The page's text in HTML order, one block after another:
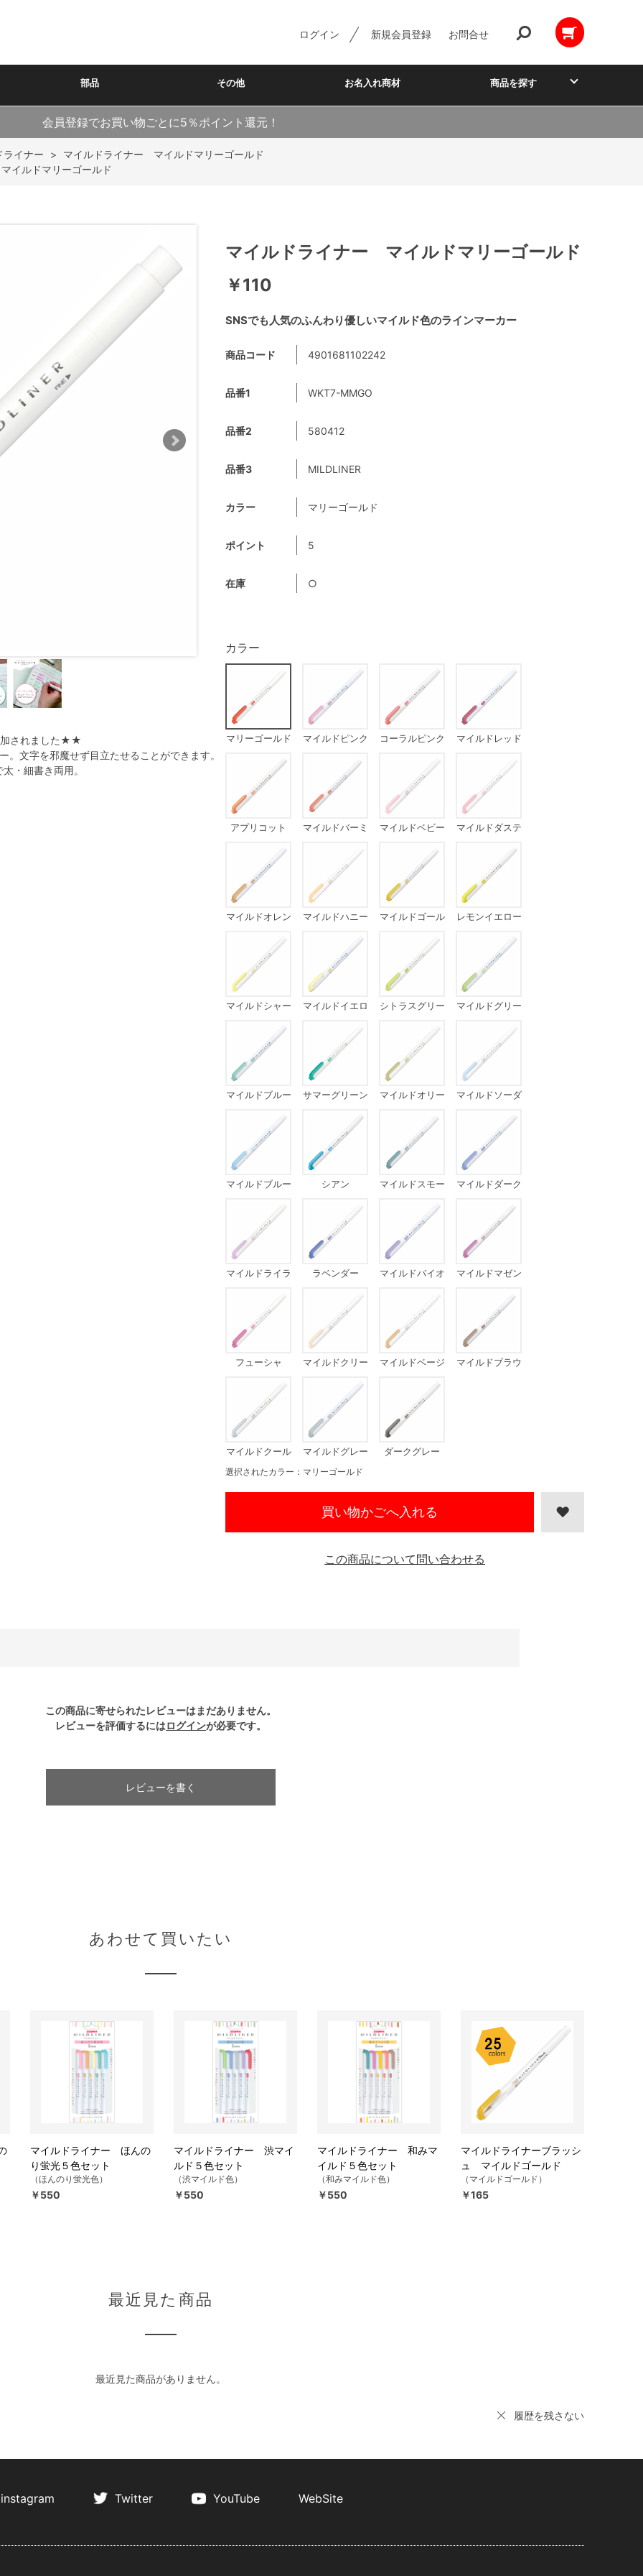
ログイン 新規会員登録 お問合せ
部品 その他 お名入れ商材 商品を探す
会員登録でお買い物ごとに5％ポイント還元！
ライナー >
マイルドライナー マイルドマリーゴールド
イルドマリーゴールド
加されました★★
文字を邪魔せず目立たせることができます。
・細書き両用。
SNSでも人気のふんわり優しいマイルド色のラインマーカー
マイルドライナー マイルドマリーゴールド
￥110
商品コード 4901681102242
品番1 WKT7-MMGO
品番2 580412
品番3 MILDLINER
カラー マリーゴールド
ポイント 5
在庫 ○
カラー
マリーゴールド マイルドピンク コーラルピンク マイルドレッド
アプリコット
マイルドバーミ
マイルドベビー
マイルドダステ
マイルドオレン
マイルドハニー
マイルドゴール
レモンイエロー
マイルドシャー
マイルドイエロ
シトラスグリー
マイルドグリー
マイルドブルー
サマーグリーン
マイルドオリー
マイルドソーダ
マイルドブルー シアン
マイルドスモー
マイルドダーク
マイルドライラ
ラベンダー
マイルドバイオ
マイルドマゼン
フューシャ
マイルドクリー
マイルドベージ
マイルドブラウ
マイルドクール
マイルドグレー ダークグレー
選択されたカラー：マリーゴールド
買い物かごへ入れる
この商品について問い合わせる
この商品に寄せられたレビューはまだありません。
レビューを評価するにはログインが必要です。
レビューを書く
あわせて買いたい
マイルドライナー ほんの
り蛍光５色セット
（ほんのり蛍光色）
￥550
マイルドライナー 渋マイ
ルド５色セット
（渋マイルド色）
￥550
マイルドライナー 和みマ
イルド５色セット
（和みマイルド色）
￥550
マイルドライナーブラッシ
ュ マイルドゴールド
（マイルドゴールド）
￥165
最近見た商品
最近見た商品がありません。
履歴を残さない
instagram Twitter YouTube WebSite